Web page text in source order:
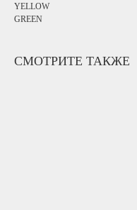
YELLOW
GREEN
СМОТРИТЕ ТАКЖЕ